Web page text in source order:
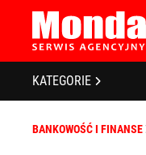
STRONA GŁÓWNA
O NAS
POLITYKA
KATEGORIE
BIZNES I
BANKOWOŚĆ I
BANKOWOŚĆ I FINANSE